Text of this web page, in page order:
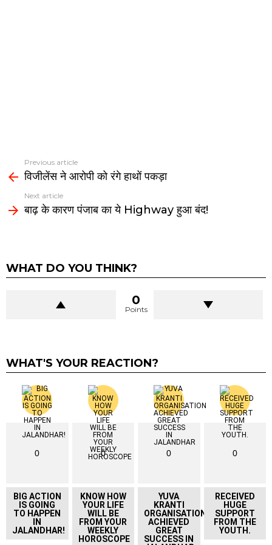
more
Previous article
विजीलेंस ने आरोपी को रंगे हाथों पकड़ा
Next article
बाढ़ के कारण पंजाब का ये Highway हुआ बंद!
WHAT DO YOU THINK?
0
Points
WHAT'S YOUR REACTION?
0
BIG ACTION
IS GOING
TO HAPPEN
IN
JALANDHAR!
0
KNOW HOW
YOUR LIFE
WILL BE
FROM YOUR
WEEKLY
HOROSCOPE
0
YUVA
KRANTI
ORGANISATION
ACHIEVED
GREAT
SUCCESS IN
0
RECEIVED
HUGE
SUPPORT
FROM THE
YOUTH.